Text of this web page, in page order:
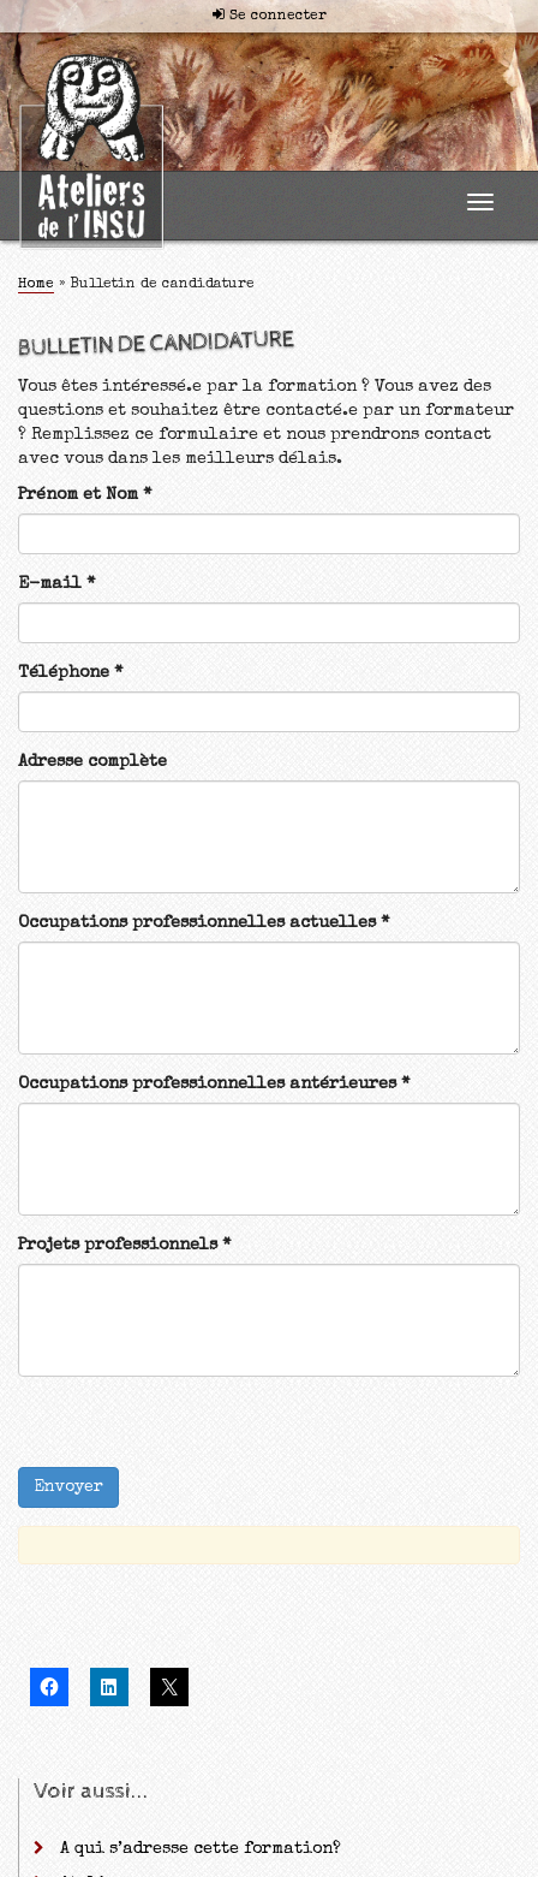
Se connecter
Toggle
Home » Bulletin de candidature
BULLETIN DE CANDIDATURE
Vous êtes intéressé.e par la formation ? Vous avez des
questions et souhaitez être contacté.e par un formateur
? Remplissez ce formulaire et nous prendrons contact
avec vous dans les meilleurs délais.
Prénom et Nom *
E-mail *
Téléphone *
Adresse complète
Occupations professionnelles actuelles *
Occupations professionnelles antérieures *
Projets professionnels *
Voir aussi...
A qui s’adresse cette formation?